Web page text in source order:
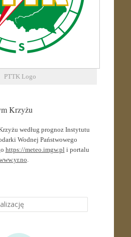
PTTK Logo
Krzyżu
według prognoz Instytutu
Wodnej Państwowego
https://meteo.imgw.pl i portalu
.